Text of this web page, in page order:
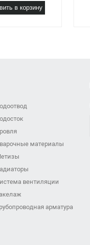
в корзину
материалы
вентиляции
арматура